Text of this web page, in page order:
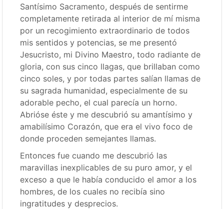
Santísimo Sacramento, después de sentirme
completamente retirada al interior de mí misma
por un recogimiento extraordinario de todos
mis sentidos y potencias, se me presentó
Jesucristo, mi Divino Maestro, todo radiante de
gloria, con sus cinco llagas, que brillaban como
cinco soles, y por todas partes salían llamas de
su sagrada humanidad, especialmente de su
adorable pecho, el cual parecía un horno.
Abrióse éste y me descubrió su amantísimo y
amabilísimo Corazón, que era el vivo foco de
donde proceden semejantes llamas.
Entonces fue cuando me descubrió las
maravillas inexplicables de su puro amor, y el
exceso a que le había conducido el amor a los
hombres, de los cuales no recibía sino
ingratitudes y desprecios.